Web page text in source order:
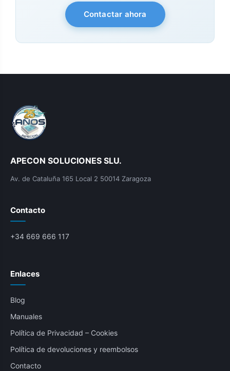
Contactar ahora
APECON SOLUCIONES SLU.
Av. de Cataluña 165 Local 2 50014 Zaragoza
Contacto
+34 669 666 117
Enlaces
Blog
Manuales
Política de Privacidad – Cookies
Política de devoluciones y reembolsos
Contacto